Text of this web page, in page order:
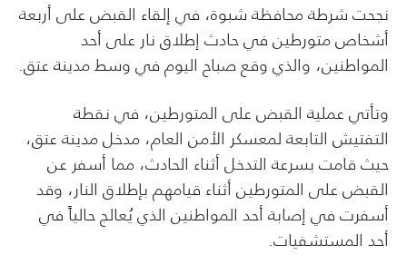
نجحت شرطة محافظة شبوة، في إلقاء القبض على أربعة
أشخاص متورطين في حادث إطلاق نار على أحد
المواطنين، والذي وقع صباح اليوم في وسط مدينة عتق.
وتأتي عملية القبض على المتورطين، في نقطة
التفتيش التابعة لمعسكر الأمن العام، مدخل مدينة عتق،
حيث قامت بسرعة التدخل أثناء الحادث، مما أسفر عن
القبض على المتورطين أثناء قيامهم بإطلاق النار، وقد
أسفرت في إصابة أحد المواطنين الذي يُعالج حالياً في
أحد المستشفيات.